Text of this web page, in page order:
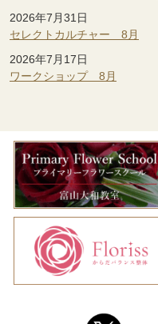
2026年7月31日
セレクトカルチャー 8月
2026年7月17日
ワークショップ 8月